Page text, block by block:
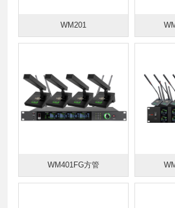
WM201
WM401FG方管